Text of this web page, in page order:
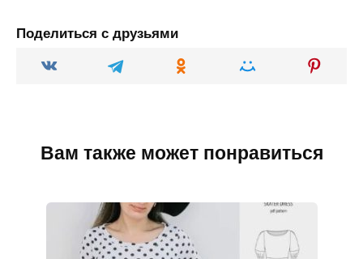
Поделиться с друзьями
Вам также может понравиться